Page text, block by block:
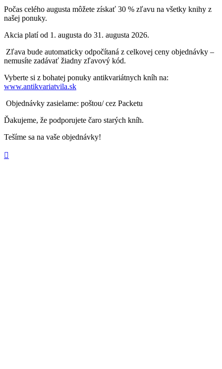
Počas celého augusta môžete získať 30 % zľavu na všetky knihy z
našej ponuky.
Akcia platí od 1. augusta do 31. augusta 2026.
Zľava bude automaticky odpočítaná z celkovej ceny objednávky –
nemusíte zadávať žiadny zľavový kód.
Vyberte si z bohatej ponuky antikvariátnych kníh na:
www.antikvariatvila.sk
Objednávky zasielame: poštou/ cez Packetu
Ďakujeme, že podporujete čaro starých kníh.
Tešíme sa na vaše objednávky!
